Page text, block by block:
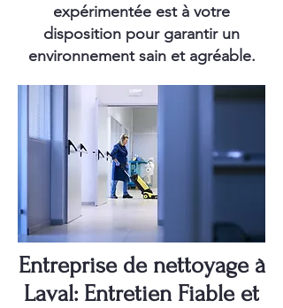
expérimentée est à votre
disposition pour garantir un
environnement sain et agréable.
Entreprise de nettoyage à
Laval: Entretien Fiable et